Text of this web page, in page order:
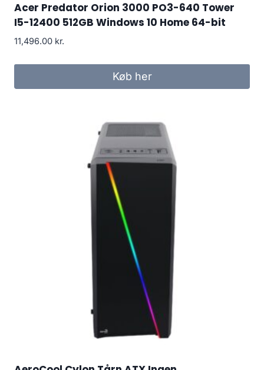
Acer Predator Orion 3000 PO3-640 Tower
I5-12400 512GB Windows 10 Home 64-bit
11,496.00 kr.
Køb her